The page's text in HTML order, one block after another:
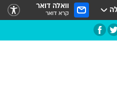
וואלה דואר
קרא דואר